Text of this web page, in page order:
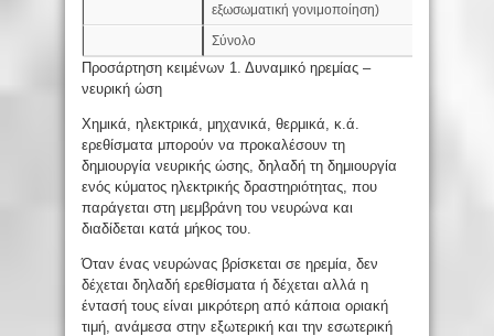
εξωσωματική γονιμοποίηση)
Σύνολο
Προσάρτηση κειμένων 1. Δυναμικό ηρεμίας –
νευρική ώση
Χημικά, ηλεκτρικά, μηχανικά, θερμικά, κ.ά.
ερεθίσματα μπορούν να προκαλέσουν τη
δημιουργία νευρικής ώσης, δηλαδή τη δημιουργία
ενός κύματος ηλεκτρικής δραστηριότητας, που
παράγεται στη μεμβράνη του νευρώνα και
διαδίδεται κατά μήκος του.
Όταν ένας νευρώνας βρίσκεται σε ηρεμία, δεν
δέχεται δηλαδή ερεθίσματα ή δέχεται αλλά η
έντασή τους είναι μικρότερη από κάποια οριακή
τιμή, ανάμεσα στην εξωτερική και την εσωτερική